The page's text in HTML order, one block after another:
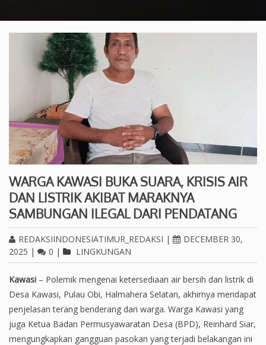
WARGA KAWASI BUKA SUARA, KRISIS AIR
DAN LISTRIK AKIBAT MARAKNYA
SAMBUNGAN ILEGAL DARI PENDATANG
REDAKSIINDONESIATIMUR_REDAKSI |
DECEMBER 30,
2025 | 0 | LINGKUNGAN
Kawasi – Polemik mengenai ketersediaan air bersih dan listrik di
Desa Kawasi, Pulau Obi, Halmahera Selatan, akhirnya mendapat
penjelasan terang benderang dari warga. Warga Kawasi yang
juga Ketua Badan Permusyawaratan Desa (BPD), Reinhard Siar,
mengungkapkan gangguan pasokan yang terjadi belakangan ini